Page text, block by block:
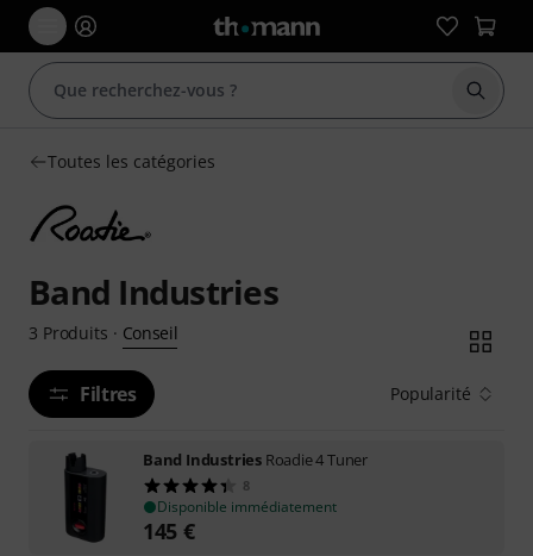
Toutes les catégories
Band Industries
3 Produits · Conseil
Filtres Popularité
Band Industries Roadie 4 Tuner
8
Disponible immédiatement
145 €